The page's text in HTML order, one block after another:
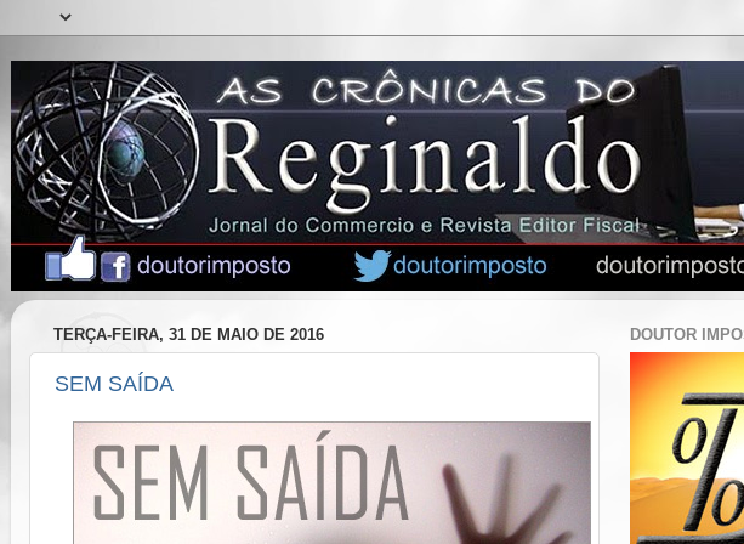
TERÇA-FEIRA, 31 DE MAIO DE 2016
SEM SAÍDA
DOUTOR